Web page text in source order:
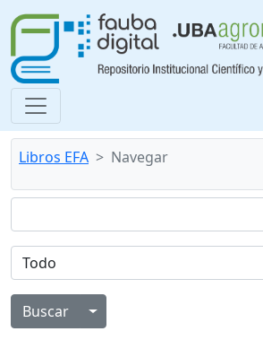
Libros EFA Navegar
Alternar menú desplegable